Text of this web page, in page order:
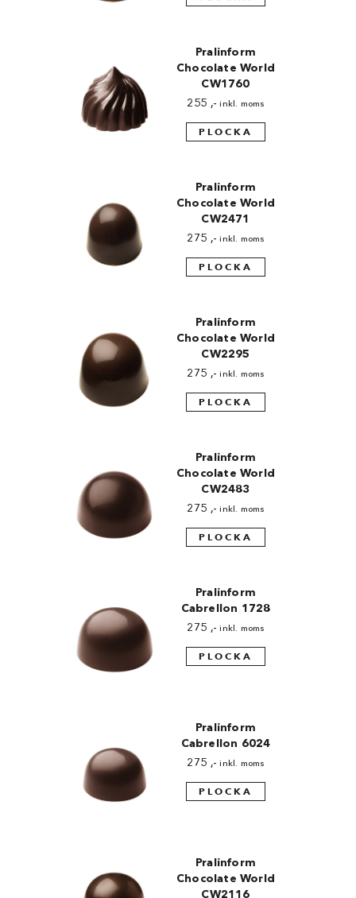
Pralinform
Chocolate World
CW1760
255 ,- inkl. moms
PLOCKA
Pralinform
Chocolate World
CW2471
275 ,- inkl. moms
PLOCKA
Pralinform
Chocolate World
CW2295
275 ,- inkl. moms
PLOCKA
Pralinform
Chocolate World
CW2483
275 ,- inkl. moms
PLOCKA
Pralinform
Cabrellon 1728
275 ,- inkl. moms
PLOCKA
Pralinform
Cabrellon 6024
275 ,- inkl. moms
PLOCKA
Pralinform
Chocolate World
CW2116